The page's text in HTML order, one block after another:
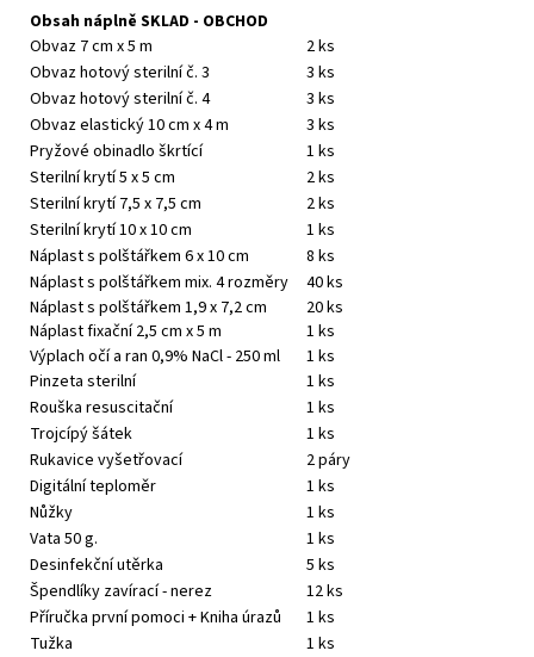
Obsah náplně SKLAD - OBCHOD
Obvaz 7 cm x 5 m
2 ks
Obvaz hotový sterilní č. 3
3 ks
Obvaz hotový sterilní č. 4
3 ks
Obvaz elastický 10 cm x 4 m
3 ks
Pryžové obinadlo škrtící
1 ks
Sterilní krytí 5 x 5 cm
2 ks
Sterilní krytí 7,5 x 7,5 cm
2 ks
Sterilní krytí 10 x 10 cm
1 ks
Náplast s polštářkem 6 x 10 cm
8 ks
Náplast s polštářkem mix. 4 rozměry
40 ks
Náplast s polštářkem 1,9 x 7,2 cm
20 ks
Náplast fixační 2,5 cm x 5 m
1 ks
Výplach očí a ran 0,9% NaCl - 250 ml
1 ks
Pinzeta sterilní
1 ks
Rouška resuscitační
1 ks
Trojcípý šátek
1 ks
Rukavice vyšetřovací
2 páry
Digitální teploměr
1 ks
Nůžky
1 ks
Vata 50 g.
1 ks
Desinfekční utěrka
5 ks
Špendlíky zavírací - nerez
12 ks
Příručka první pomoci + Kniha úrazů
1 ks
Tužka
1 ks